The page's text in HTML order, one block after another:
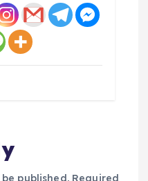
published. Required